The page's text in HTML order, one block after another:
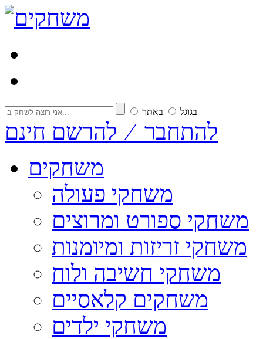
בגוגל באתר
להתחבר ⁄ להרשם חינם
משחקים
משחקי פעולה
משחקי ספורט ומרוצים
משחקי זריזות ומיומנות
משחקי חשיבה ולוח
משחקים קלאסיים
משחקי ילדים